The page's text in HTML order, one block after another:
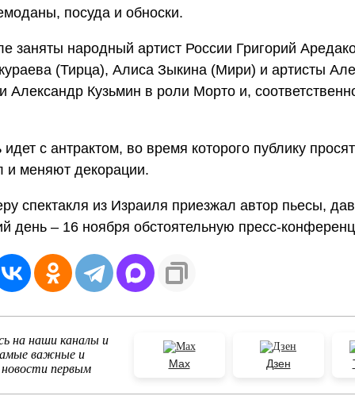
посуда и обноски.
заняты народный артист России Григорий
(Тирца), Алиса Зыкина (Мири) и артисты
Александр Кузьмин в роли Морто и,
идет с антрактом, во время которого публику
и меняют декорации.
спектакля из Израиля приезжал автор пьесы,
день – 16 ноября обстоятельную пресс-
на наши каналы и
важные и
первым
Max Дзен